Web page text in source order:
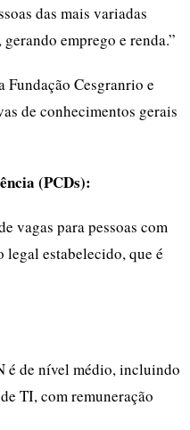
das mais variadas
emprego e renda.”
Fundação Cesgranrio e
de conhecimentos gerais
(PCDs):
vagas para pessoas com
estabelecido, que é
é de nível médio, incluindo
TI, com remuneração